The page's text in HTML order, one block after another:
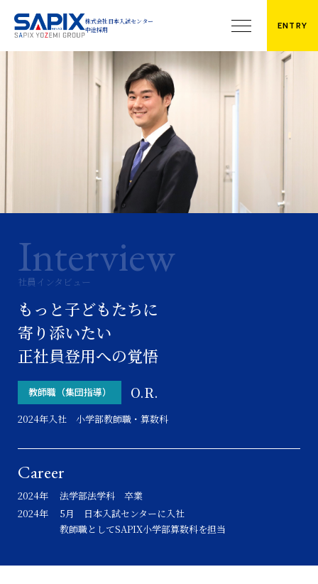
株式会社日本入試センター
中途採用
ENTRY
株式会社日本入試センター
中途採用
Philosophy
Environment
働く環境
Interview
社員インタビュー
Company
企業・グループ情報
代表メッセージ
企業情報・アクセス
グループ事業
校舎・教室一覧
社員インタビュー
もっと子どもたちに
寄り添いたい
正社員登用への覚悟
教師職（集団指導） O.R.
2024年入社 小学部教師職・算数科
Career
2024年
法学部法学科 卒業
2024年
5月 日本入試センターに入社
教師職としてSAPIX小学部算数科を担当